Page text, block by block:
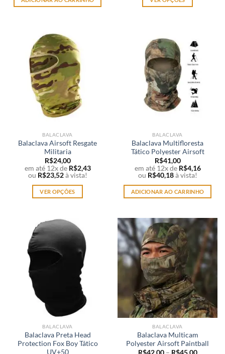
várias
variantes.
As
opções
podem
ser
escolhidas
do
produto
BALACLAVA
Balaclava Airsoft Resgate
Militaria
R$24,00
em até 12x de R$2,43
ou R$23,52 à vista!
VER OPÇÕES
tem
várias
variantes.
As
escolhidas
página
do
produto
BALACLAVA
Balaclava Multifloresta
Tático Polyester Airsoft
R$41,00
em até 12x de R$4,16
ou R$40,18 à vista!
ADICIONAR AO CARRINHO
BALACLAVA
Balaclava Preta Head
Protection Fox Boy Tático
UV+50
BALACLAVA
Balaclava Multicam
Polyester Airsoft Paintball